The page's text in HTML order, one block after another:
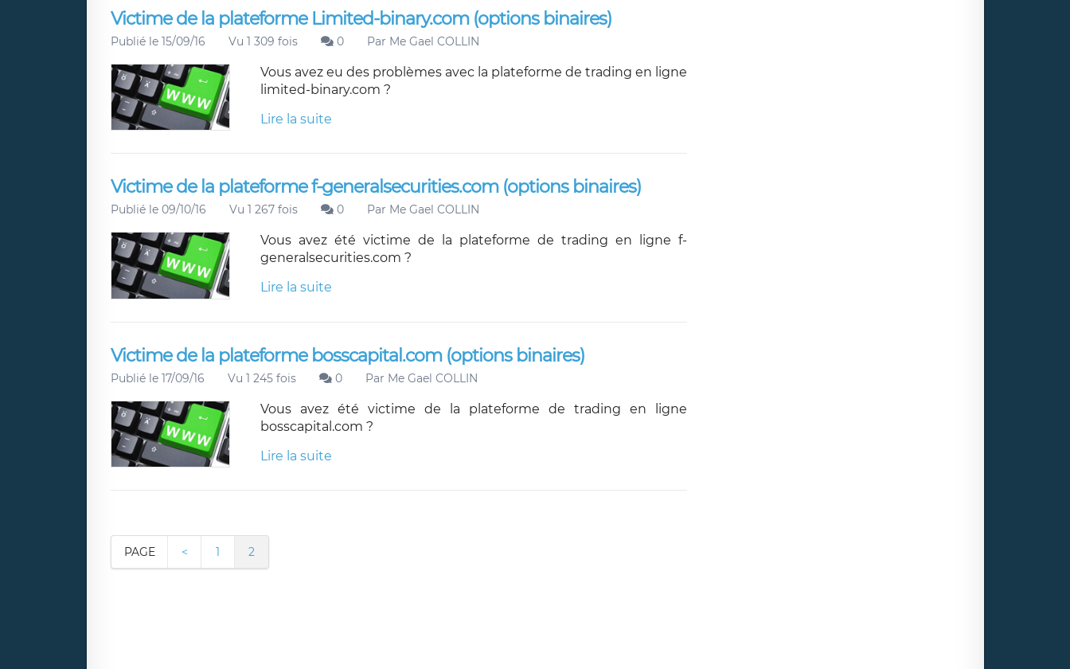
Victime de la plateforme Limited-binary.com (options binaires)
Publié le 15/09/16 Vu 1 309 fois 0 Par Me Gael COLLIN
Vous avez eu des problèmes avec la plateforme de trading en ligne
limited-binary.com ?
Lire la suite
Victime de la plateforme f-generalsecurities.com (options binaires)
Publié le 09/10/16 Vu 1 267 fois 0 Par Me Gael COLLIN
Vous avez été victime de la plateforme de trading en ligne f-
generalsecurities.com ?
Lire la suite
Victime de la plateforme bosscapital.com (options binaires)
Publié le 17/09/16 Vu 1 245 fois 0 Par Me Gael COLLIN
Vous avez été victime de la plateforme de trading en ligne
bosscapital.com ?
Lire la suite
PAGE < 1 2